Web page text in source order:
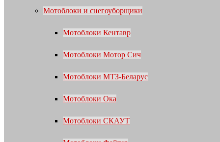
Мотоблоки и снегоуборщики
Мотоблоки Кентавр
Мотоблоки Мотор Сич
Мотоблоки МТЗ-Беларус
Мотоблоки Ока
Мотоблоки СКАУТ